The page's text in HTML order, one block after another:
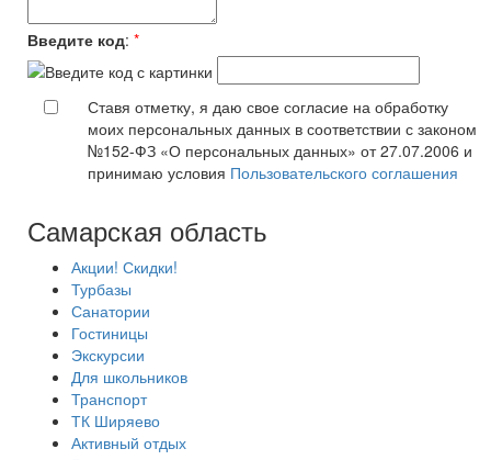
Введите код: *
Ставя отметку, я даю свое согласие на обработку
моих персональных данных в соответствии с законом
№152-ФЗ «О персональных данных» от 27.07.2006 и
принимаю условия Пользовательского соглашения
Самарская область
Акции! Скидки!
Турбазы
Санатории
Гостиницы
Экскурсии
Для школьников
Транспорт
ТК Ширяево
Активный отдых